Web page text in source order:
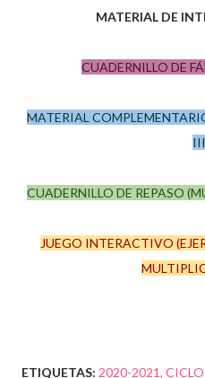
MATERIAL DE
CUADERNILLO DE
MATERIAL
CUADERNILLO DE REPASO
JUEGO INTERACTIVO
ETIQUETAS: 2020-2021